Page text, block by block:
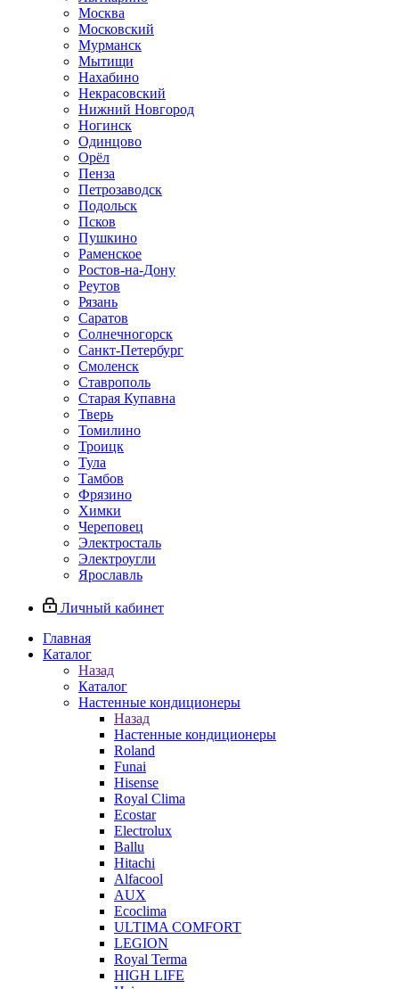
Москва
Московский
Мурманск
Мытищи
Нахабино
Некрасовский
Нижний Новгород
Ногинск
Одинцово
Орёл
Пенза
Петрозаводск
Подольск
Псков
Пушкино
Раменское
Ростов-на-Дону
Реутов
Рязань
Саратов
Солнечногорск
Санкт-Петербург
Смоленск
Ставрополь
Старая Купавна
Тверь
Томилино
Троицк
Тула
Тамбов
Фрязино
Химки
Череповец
Электросталь
Электроугли
Ярославль
Личный кабинет
Главная
Каталог
Назад
Каталог
Настенные кондиционеры
Назад
Настенные кондиционеры
Roland
Funai
Hisense
Royal Clima
Ecostar
Electrolux
Ballu
Hitachi
Alfacool
AUX
Ecoclima
ULTIMA COMFORT
LEGION
Royal Terma
HIGH LIFE